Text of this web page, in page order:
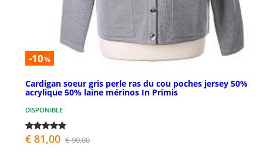
-10%
Cardigan soeur gris perle ras du cou poches jersey 50%
acrylique 50% laine mérinos In Primis
DISPONIBLE
€ 81,00 € 90,00